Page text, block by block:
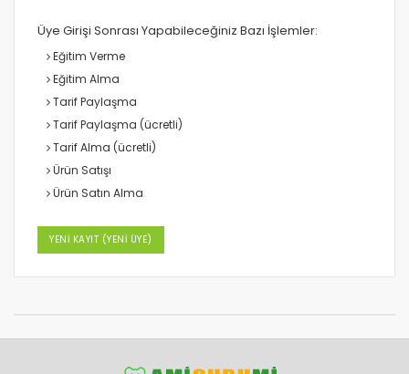
Üye Girişi Sonrası Yapabileceğiniz Bazı İşlemler:
Eğitim Verme
Eğitim Alma
Tarif Paylaşma
Tarif Paylaşma (ücretli)
Tarif Alma (ücretli)
Ürün Satışı
Ürün Satın Alma
YENİ KAYIT (YENİ ÜYE)